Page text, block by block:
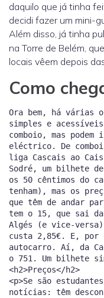
daquilo que já tinha
decidi fazer um mini-
Além disso, já tinha
na Torre de Belém,
locais vêem depois
Como
Ora bem, há várias
simples e
comboio, mas
eléctrico. De
liga Cascais ao
Sodré, um bilhete
os 50 cêntimos do
tenham), mas os
que têm de andar
tem o 15, que sai
Algés (e vice-
custa 2,85€. E, por
autocarro. Aí, da
o 751. Um bilhete
<h2>Preços</h2>
<p>Se são
notícias: têm